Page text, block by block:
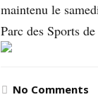
maintenu le
Parc des Sports
No Comments